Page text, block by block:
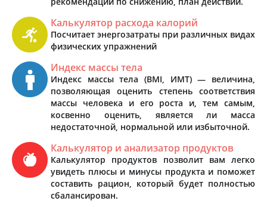
Калькулятор расхода калорий
Посчитает энергозатраты при различных видах
физических упражнений
Индекс массы тела
Индекс массы тела (BMI, ИМТ) — величина,
позволяющая оценить степень соответствия
массы человека и его роста и, тем самым,
косвенно оценить, является ли масса
недостаточной, нормальной или избыточной.
Калькулятор и анализатор продуктов
Калькулятор продуктов позволит вам легко
увидеть плюсы и минусы продукта и поможет
составить рацион, который будет полностью
сбалансирован.